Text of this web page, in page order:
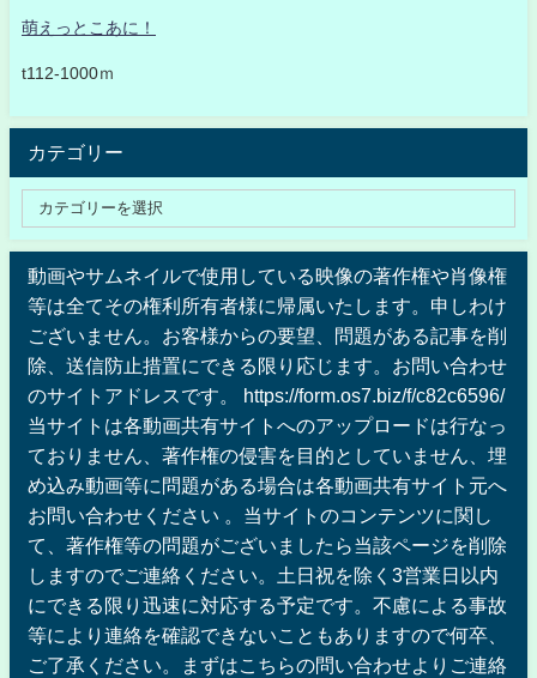
萌えっとこあに！
t112-1000ｍ
カテゴリー
動画やサムネイルで使用している映像の著作権や肖像権
等は全てその権利所有者様に帰属いたします。申しわけ
ございません。お客様からの要望、問題がある記事を削
除、送信防止措置にできる限り応じます。お問い合わせ
のサイトアドレスです。 https://form.os7.biz/f/c82c6596/
当サイトは各動画共有サイトへのアップロードは行なっ
ておりません、著作権の侵害を目的としていません、埋
め込み動画等に問題がある場合は各動画共有サイト元へ
お問い合わせください 。当サイトのコンテンツに関し
て、著作権等の問題がございましたら当該ページを削除
しますのでご連絡ください。土日祝を除く3営業日以内
にできる限り迅速に対応する予定です。不慮による事故
等により連絡を確認できないこともありますので何卒、
ご了承ください。まずはこちらの問い合わせよりご連絡